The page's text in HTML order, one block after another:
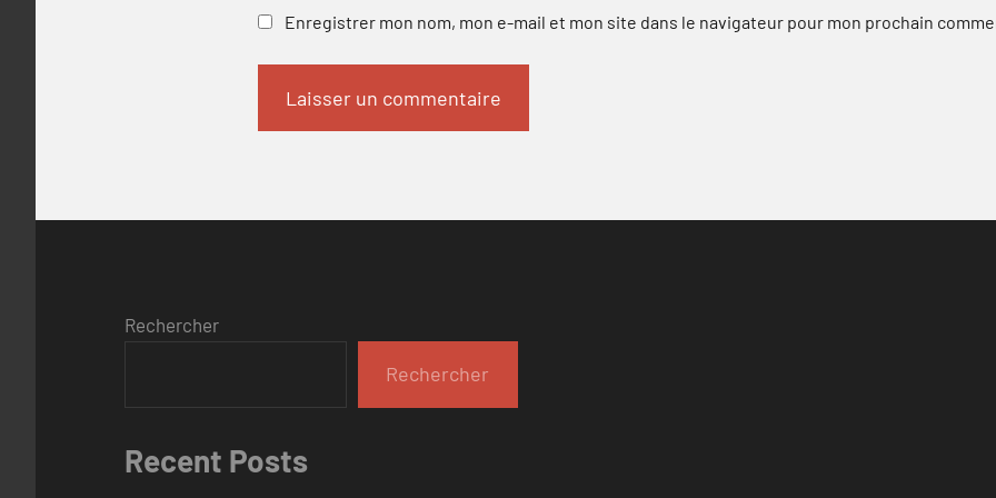
Enregistrer mon nom, mon e-mail et mon site dans le navigateur pour mon prochain
Rechercher
Rechercher
Recent Posts